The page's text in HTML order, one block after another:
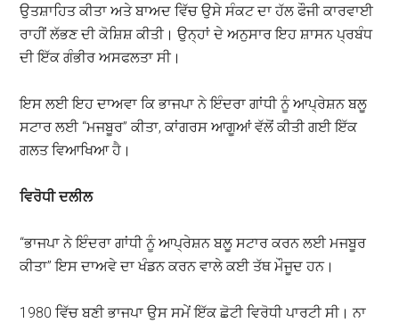
ਉਤਸ਼ਾਹਿਤ ਕੀਤਾ ਅਤੇ ਬਾਅਦ ਵਿੱਚ ਉਸੇ ਸੰਕਟ ਦਾ ਹੱਲ ਫੌਜੀ ਕਾਰਵਾਈ
ਰਾਹੀਂ ਲੱਭਣ ਦੀ ਕੋਸ਼ਿਸ਼ ਕੀਤੀ। ਉਨ੍ਹਾਂ ਦੇ ਅਨੁਸਾਰ ਇਹ ਸ਼ਾਸਨ ਪ੍ਰਬੰਧ
ਦੀ ਇੱਕ ਗੰਭੀਰ ਅਸਫਲਤਾ ਸੀ।
ਇਸ ਲਈ ਇਹ ਦਾਅਵਾ ਕਿ ਭਾਜਪਾ ਨੇ ਇੰਦਰਾ ਗਾਂਧੀ ਨੂੰ ਆਪ੍ਰੇਸ਼ਨ ਬਲੂ
ਸਟਾਰ ਲਈ “ਮਜਬੂਰ” ਕੀਤਾ, ਕਾਂਗਰਸ ਆਗੂਆਂ ਵੱਲੋਂ ਕੀਤੀ ਗਈ ਇੱਕ
ਗਲਤ ਵਿਆਖਿਆ ਹੈ।
ਵਿਰੋਧੀ ਦਲੀਲ
“ਭਾਜਪਾ ਨੇ ਇੰਦਰਾ ਗਾਂਧੀ ਨੂੰ ਆਪ੍ਰੇਸ਼ਨ ਬਲੂ ਸਟਾਰ ਕਰਨ ਲਈ ਮਜਬੂਰ
ਕੀਤਾ” ਇਸ ਦਾਅਵੇ ਦਾ ਖੰਡਨ ਕਰਨ ਵਾਲੇ ਕਈ ਤੱਥ ਮੌਜੂਦ ਹਨ।
1980 ਵਿੱਚ ਬਣੀ ਭਾਜਪਾ ਉਸ ਸਮੇਂ ਇੱਕ ਛੋਟੀ ਵਿਰੋਧੀ ਪਾਰਟੀ ਸੀ। ਨਾ